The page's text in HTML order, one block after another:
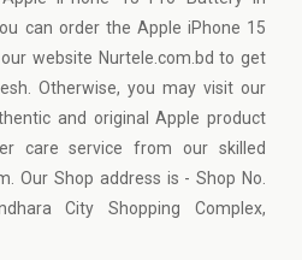
can order the Apple iPhone 15
website Nurtele.com.bd to get
Otherwise, you may visit our
and original Apple product
care service from our skilled
Our Shop address is - Shop No.
City Shopping Complex,